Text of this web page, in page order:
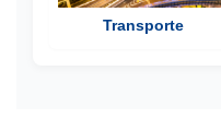
Transporte